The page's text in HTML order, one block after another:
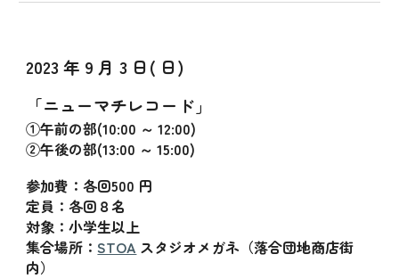
2023 年 9 月 3 日( 日)
「ニューマチレコード」
①午前の部(10:00 ～ 12:00)
②午後の部(13:00 ～ 15:00)
参加費：各回500 円
定員：各回８名
対象：小学生以上
集合場所：STOA スタジオメガネ（落合団地商店街
内）